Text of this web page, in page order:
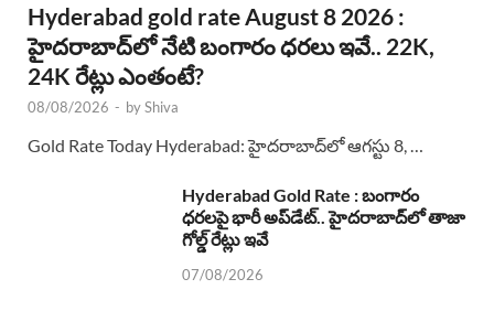
Hyderabad gold rate August 8 2026 :
హైదరాబాద్‌లో నేటి బంగారం ధరలు ఇవే.. 22K,
24K రేట్లు ఎంతంటే?
08/08/2026 - byShiva
Gold Rate Today Hyderabad: హైదరాబాద్‌లో ఆగస్టు 8, …
Hyderabad Gold Rate : బంగారం
ధరలపై భారీ అప్‌డేట్.. హైదరాబాద్‌లో తాజా
గోల్డ్ రేట్లు ఇవే
07/08/2026